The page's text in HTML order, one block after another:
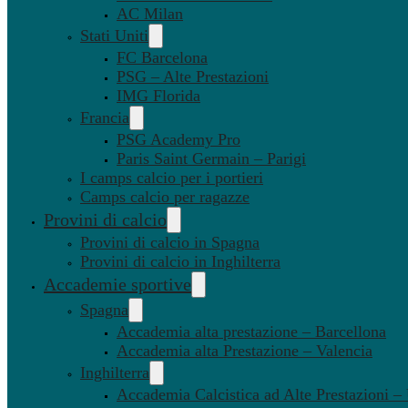
AC Milan
Stati Uniti
FC Barcelona
PSG – Alte Prestazioni
IMG Florida
Francia
PSG Academy Pro
Paris Saint Germain – Parigi
I camps calcio per i portieri
Camps calcio per ragazze
Provini di calcio
Provini di calcio in Spagna
Provini di calcio in Inghilterra
Accademie sportive
Spagna
Accademia alta prestazione – Barcellona
Accademia alta Prestazione – Valencia
Inghilterra
Accademia Calcistica ad Alte Prestazioni